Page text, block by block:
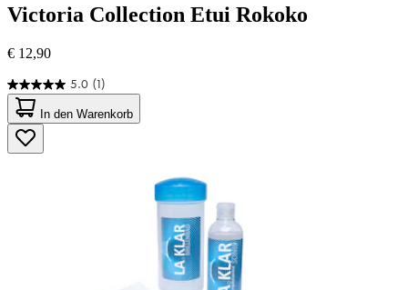
Victoria Collection Etui Rokoko
€ 12,90
5.0 (1)
5.0
von
5
Sternen.
1
In den Warenkorb